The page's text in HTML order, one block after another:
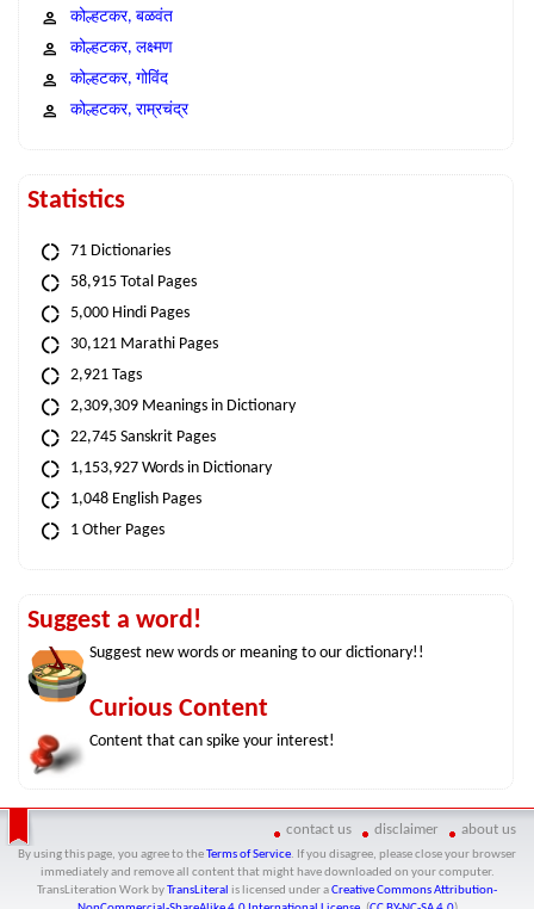
कोल्हटकर, बळवंत
कोल्हटकर, लक्ष्मण
कोल्हटकर, गोविंद
कोल्हटकर, राम्रचंद्र
Statistics
71 Dictionaries
58,915 Total Pages
5,000 Hindi Pages
30,121 Marathi Pages
2,921 Tags
2,309,309 Meanings in Dictionary
22,745 Sanskrit Pages
1,153,927 Words in Dictionary
1,048 English Pages
1 Other Pages
Suggest a word!
Suggest new words or meaning to our dictionary!!
Curious Content
Content that can spike your interest!
contact us disclaimer about us
By using this page, you agree to the Terms of Service. If you disagree, please close your browser
immediately and remove all content that might have downloaded on your computer.
TransLiteration Workby TransLiteral is licensed under aCreative Commons Attribution-